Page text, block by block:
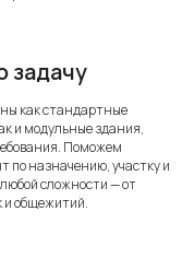
задачу
как стандартные
и модульные здания,
Поможем
по назначению, участку и
сложности — от
и общежитий.